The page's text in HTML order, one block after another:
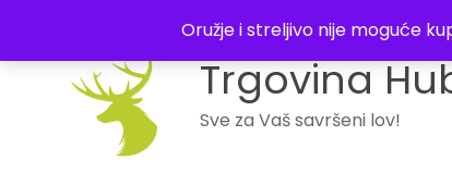
Oružje i streljivo nije moguće
Trgovina
Sve za Vaš savršeni lov!